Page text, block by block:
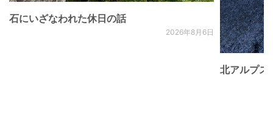
石にいざなわれた休日の話
2026年8月6日
北アルプ